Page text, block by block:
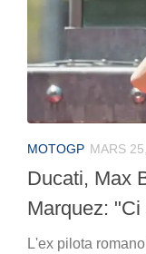
MOTOGP MARS
Ducati, Max
Marquez:
L'ex pilota